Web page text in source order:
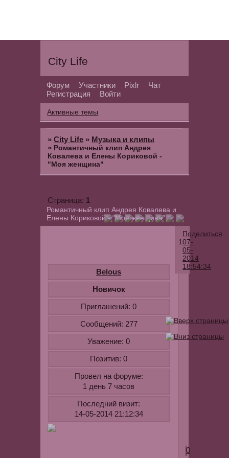
City Life
Форум Участники Pixlr
Чат
Регистрация
Войти
Активные темы
»City Life » Музыка и клипы
» Романтичный клип Андрея
Ковалева и Елены Кориковой -
"Моя женщина"
Романтичный клип Андрея Ковалева и
Елены Кориковой - "Моя женщина"
Страница: 1
Поделиться
107-
05-
2014
18:54:34
Belous
Новичок
Приглашений: 0
Сообщений: 277
Уважение: 0
Позитив: 0
Провел на форуме:
1 день 7 часов
Последний визит:
14-05-2014 21:12:34
Ковалева
Елены
0